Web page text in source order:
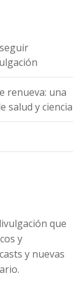
renueva: una
salud y ciencia
que
y
y nuevas